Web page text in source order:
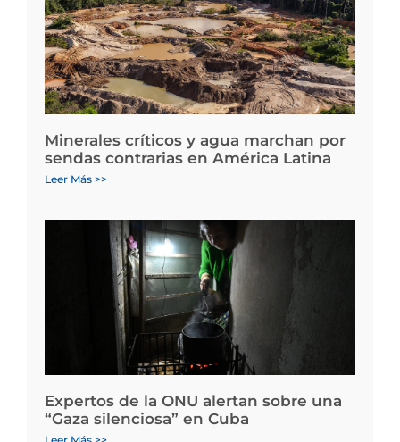
Minerales críticos y agua marchan por
sendas contrarias en América Latina
Leer Más >>
Expertos de la ONU alertan sobre una
“Gaza silenciosa” en Cuba